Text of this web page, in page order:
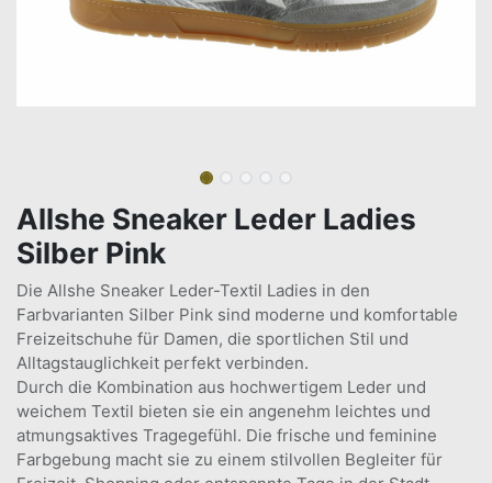
Allshe Sneaker Leder Ladies
Silber Pink
Die Allshe Sneaker Leder-Textil Ladies in den
Farbvarianten Silber Pink sind moderne und komfortable
Freizeitschuhe für Damen, die sportlichen Stil und
Alltagstauglichkeit perfekt verbinden.
Durch die Kombination aus hochwertigem Leder und
weichem Textil bieten sie ein angenehm leichtes und
atmungsaktives Tragegefühl. Die frische und feminine
Farbgebung macht sie zu einem stilvollen Begleiter für